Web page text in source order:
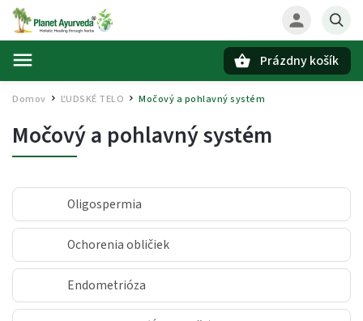
Prázdny košík
Domov ĽUDSKÉ TELO / Močový a pohlavný systém
Močový a pohlavný systém
Oligospermia
Ochorenia obličiek
Endometrióza